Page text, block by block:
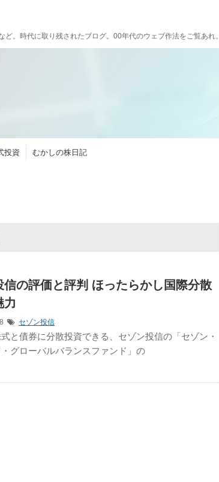
。時代に取り残されたブログ。00年代のウェブ作法をご覧あれ。
投資 むかしの株日記
信の評価と評判 ほったらかし国際分散
力
セゾン投信
と債券に分散投資できる、セゾン投信の「セゾン・
グローバルバランスファンド」の